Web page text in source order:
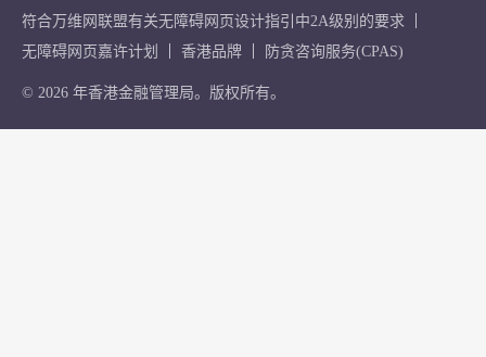
符合万维网联盟有关无障碍网页设计指引中2A级别的要求
无障碍网页嘉许计划
香港品牌 防贪咨询服务(CPAS)
© 2026 年香港金融管理局。版权所有。